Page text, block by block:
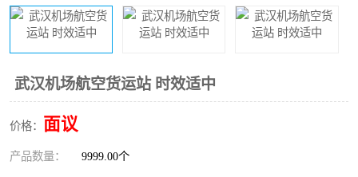
武汉机场航空货运站 时效适中
价格： 面议
产品数量： 9999.00个